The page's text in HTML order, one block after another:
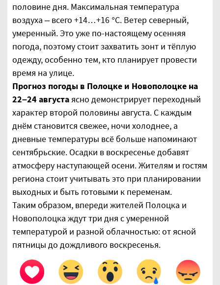
половине дня. Максимальная температура
воздуха – всего +14…+16 °С. Ветер северный,
умеренный. Это уже по-настоящему осенняя
погода, поэтому стоит захватить зонт и тёплую
одежду, особенно тем, кто планирует провести
время на улице.
Прогноз погоды в Полоцке и Новополоцке на
22–24 августаясно демонстрирует переходный
характер второй половины августа. С каждым
днём становится свежее, ночи холоднее, а
дневные температуры всё больше напоминают
сентябрьские. Осадки в воскресенье добавят
атмосферу наступающей осени. Жителям и гостям
региона стоит учитывать это при планировании
выходных и быть готовыми к переменам.
Таким образом, впереди жителей Полоцка и
Новополоцка ждут три дня с умеренной
температурой и разной облачностью: от ясной
пятницы до дождливого воскресенья.